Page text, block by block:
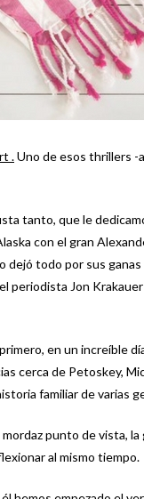
.Uno de esos thrillers -
tanto, que le
con el gran
dejó todo por sus
periodista Jon
en un increíble
cerca de Petoskey,
familiar de varias
punto de vista,
al mismo tiempo.